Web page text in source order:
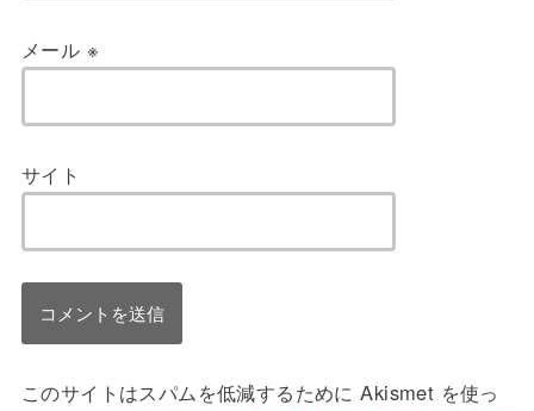
メール ※
サイト
このサイトはスパムを低減するために Akismet を使っ